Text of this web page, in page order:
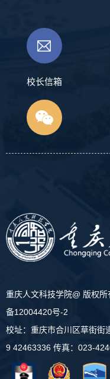
校长信箱
重庆人文科技学院@ 版权所
备12004420号-2
校址：重庆市合川区草街街
9 42463336 传真：023-